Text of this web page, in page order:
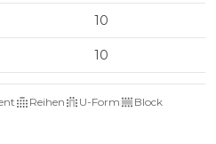
10
10
Reihen U-Form
Block